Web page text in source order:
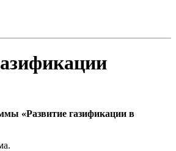
«Развитие газификации в